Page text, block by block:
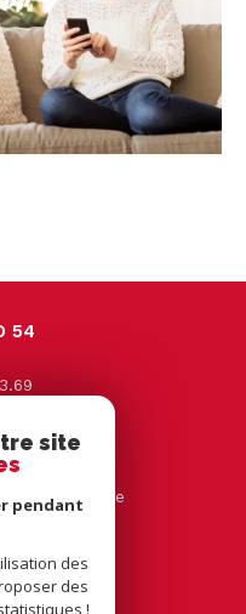
54
Leclerc
tantonville
SUR
site
pendant
des
des
!